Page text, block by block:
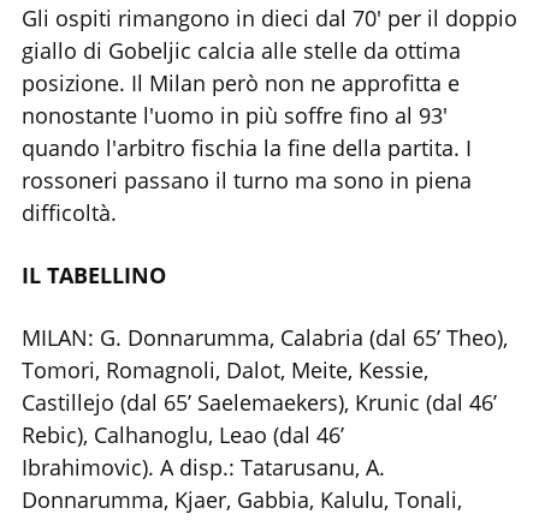
Gli ospiti rimangono in dieci dal 70' per il doppio
giallo di Gobeljic calcia alle stelle da ottima
posizione. Il Milan però non ne approfitta e
nonostante l'uomo in più soffre fino al 93'
quando l'arbitro fischia la fine della partita. I
rossoneri passano il turno ma sono in piena
difficoltà.
IL TABELLINO
MILAN: G. Donnarumma, Calabria (dal 65’ Theo),
Tomori, Romagnoli, Dalot, Meite, Kessie,
Castillejo (dal 65’ Saelemaekers), Krunic (dal 46’
Rebic), Calhanoglu, Leao (dal 46’
Ibrahimovic). A disp.: Tatarusanu, A.
Donnarumma, Kjaer, Gabbia, Kalulu, Tonali,